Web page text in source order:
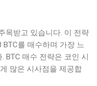
목받고 있습니다. 이 전략
BTC를 매수하며 가장 느
BTC 매수 전략은 코인 시
많은 시사점을 제공합